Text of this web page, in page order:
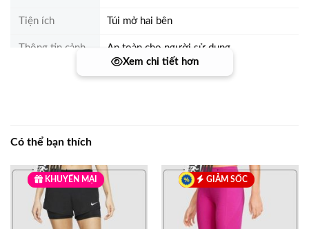
Tiện ích Túi mở hai bên
Thông tin cảnh
An toàn cho người sử dụng
Xem chi tiết hơn
Có thể bạn thích
GIẢM SỐC
KHUYẾN MẠI GIẢM SỐC